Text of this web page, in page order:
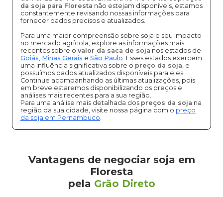
da soja para Floresta não estejam disponíveis, estamos
constantemente revisando nossas informações para
fornecer dados precisos e atualizados.
Para uma maior compreensão sobre soja e seu impacto
no mercado agrícola, explore as informações mais
recentes sobre o valor da saca de soja nos estados de
Goiás, Minas Gerais e São Paulo. Esses estados exercem
uma influência significativa sobre o preço da soja, e
possuímos dados atualizados disponíveis para eles.
Continue acompanhando as últimas atualizações, pois
em breve estaremos disponibilizando os preços e
análises mais recentes para a sua região.
Para uma análise mais detalhada dos preços da soja na
região da sua cidade, visite nossa página com o preço
da soja em Pernambuco.
Vantagens de negociar soja em
Floresta
pela Grão Direto